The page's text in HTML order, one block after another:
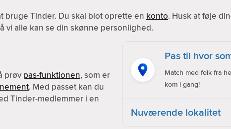
bruge Tinder. Du skal blot oprette en konto. Husk at føje
alle kan se din skønne personlighed.
prøvpas-funktionen, som er
. Med passet kan du
Tinder-medlemmer i en
Pas til hvor
Match med folk fra
kom i gang!
Nuværende lokalitet